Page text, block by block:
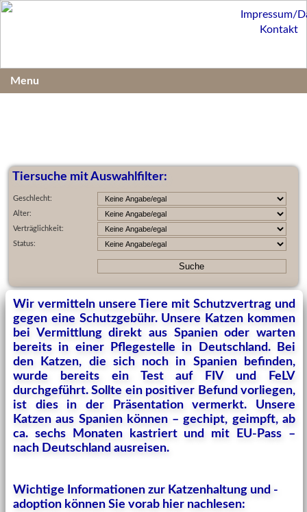
Tiersuche mit Auswahlfilter:
Geschlecht:
Alter:
Verträglichkeit:
Status:
Wir vermitteln unsere Tiere mit Schutzvertrag und
gegen eine Schutzgebühr. Unsere Katzen kommen
bei Vermittlung direkt aus Spanien oder warten
bereits in einer Pflegestelle in Deutschland. Bei
den Katzen, die sich noch in Spanien befinden,
wurde bereits ein Test auf FIV und FeLV
durchgeführt. Sollte ein positiver Befund vorliegen,
ist dies in der Präsentation vermerkt. Unsere
Katzen aus Spanien können – gechipt, geimpft, ab
ca. sechs Monaten kastriert und mit EU-Pass –
nach Deutschland ausreisen.
Wichtige Informationen zur Katzenhaltung und -
adoption können Sie vorab hier nachlesen:
Impressum/
Kontakt
Menu